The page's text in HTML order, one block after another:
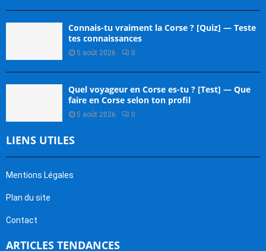
Connais-tu vraiment la Corse ? [Quiz] — Teste
tes connaissances
5 août 2026 0
Quel voyageur en Corse es-tu ? [Test] — Que
faire en Corse selon ton profil
5 août 2026 0
LIENS UTILES
Mentions Légales
Plan du site
Contact
ARTICLES TENDANCES